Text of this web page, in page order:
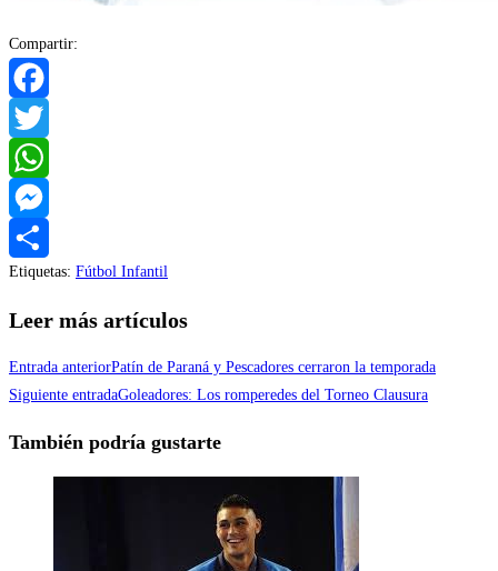
Compartir:
Facebook
Twitter
WhatsApp
Messenger
Compartir
Etiquetas: Fútbol Infantil
Leer más artículos
Entrada anteriorPatín de Paraná y Pescadores cerraron la temporada
Siguiente entradaGoleadores: Los romperedes del Torneo Clausura
También podría gustarte